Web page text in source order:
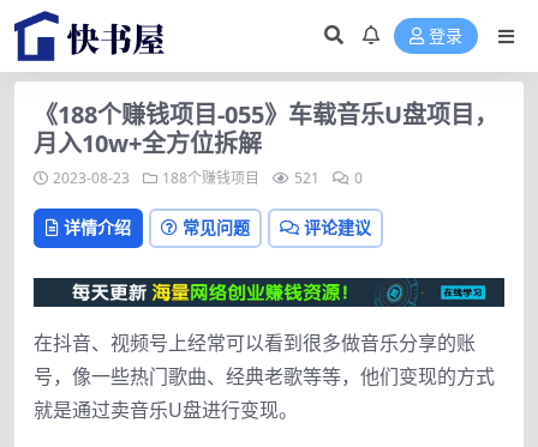
登录
《188个赚钱项目-055》车载音乐U盘项目，
月入10w+全方位拆解
2023-08-23 188个赚钱项目 521 0
详情介绍 常见问题 评论建议
在抖音、视频号上经常可以看到很多做音乐分享的账
号，像一些热门歌曲、经典老歌等等，他们变现的方式
就是通过卖音乐U盘进行变现。